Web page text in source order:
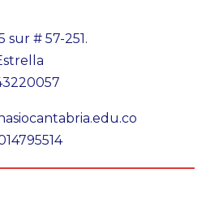
sur # 57-251.